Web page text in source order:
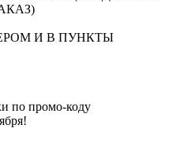
И В ПУНКТЫ
по промо-коду